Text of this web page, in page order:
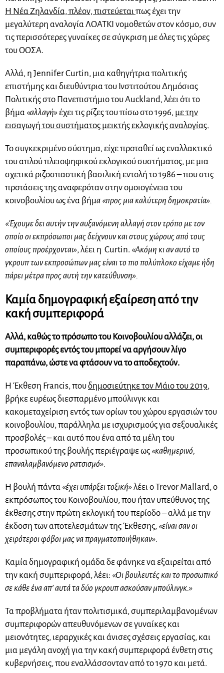
Η Νέα Ζηλανδία, πλέον, πιστεύεται πως έχει την
μεγαλύτερη αναλογία ΛΟΑΤΚΙ νομοθετών στον κόσμο, συν
τις περισσότερες γυναίκες σε σύγκριση με όλες τις χώρες
του ΟΟΣΑ.
Αλλά, η Jennifer Curtin, μια καθηγήτρια πολιτικής
επιστήμης και διευθύντρια του Ινστιτούτου Δημόσιας
Πολιτικής στο Πανεπιστήμιο του Auckland, λέει ότι το
βήμα «αλλαγή»έχει τις ρίζες του πίσω στο 1996, με την
εισαγωγή του συστήματος μεικτής εκλογικής αναλογίας.
Το συγκεκριμένο σύστημα, είχε προταθεί ως εναλλακτικό
του απλού πλειοψηφικού εκλογικού συστήματος, με μια
σχετικά ριζοσπαστική βασιλική εντολή το 1986 – που στις
προτάσεις της αναφερόταν στην ομοιογένεια του
κοινοβουλίου ως ένα βήμα «προς μια καλύτερη δημοκρατία».
«Έχουμε δει αυτήν την αυξανόμενη αλλαγή στον τρόπο με τον
οποίο οι εκπρόσωποι μας δείχνουν και στους χώρους από τους
οποίους προέρχονται», λέει η Curtin. «Ακόμη κι αν αυτό το
γκρουπ των εκπροσώπων μας είναι το πιο πολύπλοκο είχαμε ήδη
πάρει μέτρα προς αυτή την κατεύθυνση».
Καμία δημογραφική εξαίρεση από την
κακή συμπεριφορά
Αλλά, καθώς το πρόσωπο του Κοινοβουλίου αλλάζει, οι
συμπεριφορές εντός του μπορεί να αργήσουν λίγο
παραπάνω, ώστε να φτάσουν να το αποδεχτούν.
Η Έκθεση Francis, πουδημοσιεύτηκε τον Μάιο του 2019,
βρήκε ευρέως διεσπαρμένο μπούλινγκ και
κακομεταχείριση εντός των ορίων του χώρου εργασιών του
κοινοβουλίου, παράλληλα με ισχυρισμούς για σεξουαλικές
προσβολές – και αυτό που ένα από τα μέλη του
προσωπικού της βουλής περιέγραψε ως «καθημερινό,
επαναλαμβανόμενο ρατσισμό».
Η βουλή πάντα «έχει υπάρξει τοξική»λέει ο Trevor Mallard, ο
εκπρόσωπος του Κοινοβουλίου, που ήταν υπεύθυνος της
έκθεσης στην πρώτη εκλογική του περίοδο – αλλά με την
έκδοση των αποτελεσμάτων της Έκθεσης, «είναι σαν οι
χειρότεροι φόβοι μας να πραγματοποιήθηκαν».
Καμία δημογραφική ομάδα δε φάνηκε να εξαιρείται από
την κακή συμπεριφορά, λέει: «Οι βουλευτές και το προσωπικό
σε κάθε ένα απ’ αυτά τα δύο γκρουπ ασκούσαν μπούλινγκ.»
Τα προβλήματα ήταν πολιτισμικά, συμπεριλαμβανομένων
συμπεριφορών απευθυνόμενων σε γυναίκες και
μειονότητες, ιεραρχικές και άνισες σχέσεις εργασίας, και
μια μεγάλη ανοχή για την κακή συμπεριφορά ένθετη στις
κυβερνήσεις, που εναλλάσσονταν από το 1970 και μετά.